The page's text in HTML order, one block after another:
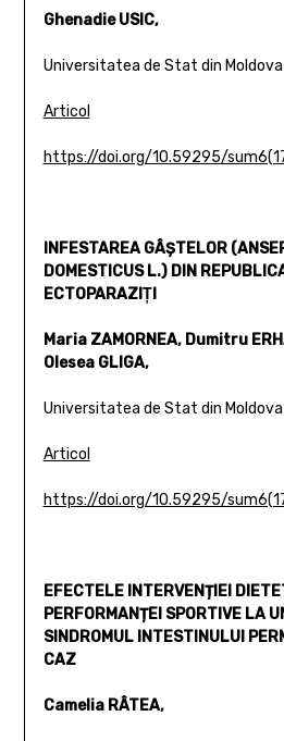
Ghenadie USIC,
Universitatea de Stat din Moldova
Articol
https://doi.org/10.59295/
INFESTAREA GÂŞTELOR
DOMESTICUS L.) DIN
ECTOPARAZIŢI
Maria ZAMORNEA, Dumitru
Olesea GLIGA,
Universitatea de Stat din Moldova
Articol
https://doi.org/10.59295/
EFECTELE INTERVENȚIEI
PERFORMANȚEI SPORTIVE LA
SINDROMUL INTESTINULUI
CAZ
Camelia RÂTEA,